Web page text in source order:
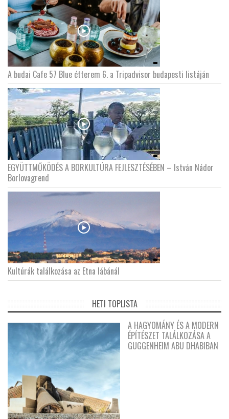
A budai Cafe 57 Blue étterem 6. a Tripadvisor budapesti listáján
EGYÜTTMŰKÖDÉS A BORKULTÚRA FEJLESZTÉSÉBEN – István Nádor
Borlovagrend
Kultúrák találkozása az Etna lábánál
HETI TOPLISTA
A HAGYOMÁNY ÉS A MODERN
ÉPÍTÉSZET TALÁLKOZÁSA A
GUGGENHEIM ABU DHABIBAN